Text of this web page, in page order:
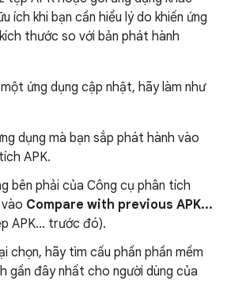
ích khi bạn cần hiểu lý do khiến ứng
thước so với bản phát hành
ứng dụng cập nhật, hãy làm như
dụng mà bạn sắp phát hành vào
APK.
bên phải của Công cụ phân tích
Compare with previous APK...
APK… trước đó).
chọn, hãy tìm cấu phần phần mềm
gần đây nhất cho người dùng của